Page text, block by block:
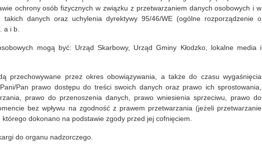
grudzień 2018
28.11.2018
czytaj więcej...
listopad 2018 roku
12.10.2018
Kalendarium 2020
Kalendarium 2023
Kalendarium 2024
ochrony osób fizycznych w związku z przetwarzaniem danych osobowych i w
takich danych oraz uchylenia dyrektywy 95/46/WE (ogólne rozporządzenie o
a i b.
mogą być: Urząd Skarbowy, Urząd Gminy Kłodzko, lokalne media i
przechowywane przez okres obowiązywania, a także do czasu wygaśnięcia
Pan prawo dostępu do treści swoich danych oraz prawo ich sprostowania,
prawo do przenoszenia danych, prawo wniesienia sprzeciwu, prawo do
bez wpływu na zgodność z prawem przetwarzania (jeżeli przetwarzanie
dokonano na podstawie zgody przed jej cofnięciem.
do organu nadzorczego.